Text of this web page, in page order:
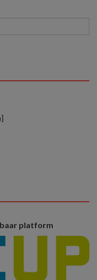
platform